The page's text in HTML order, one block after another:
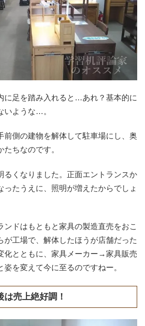
に足を踏み入れると…あれ？基本的に
いような…。
前側の建物を解体して駐車場にし、奥
たちなのです。
るくなりました。正面エントランスか
ったうえに、照明が増えたからでしょ
ンドはもともと家具の製造直売をおこ
が工場で、解体したほうが店舗だった
化とともに、家具メーカー→家具販売
を変えて今に至るのですねー。
は売上絶好調！